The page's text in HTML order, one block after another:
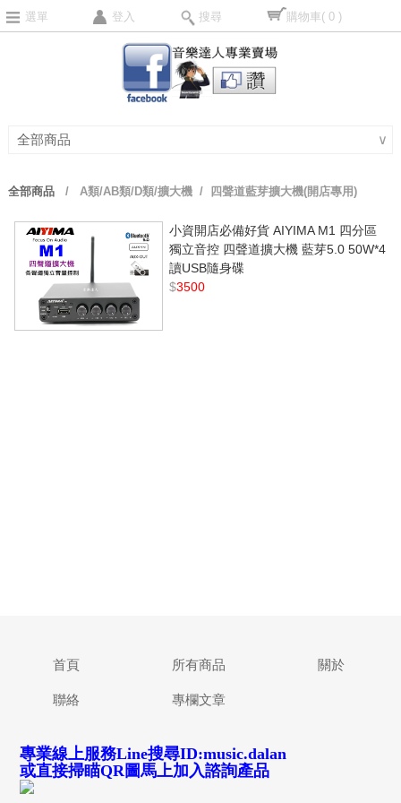
選單 登入 搜尋 購物車( 0 )
全部商品 ∨
全部商品/ A類/AB類/D類/擴大機/ 四聲道藍芽擴大機(開店專用)
小資開店必備好貨 AIYIMA M1 四分區
獨立音控 四聲道擴大機 藍芽5.0 50W*4
讀USB隨身碟
$3500
首頁 所有商品 關於
聯絡 專欄文章
專業線上服務Line搜尋ID:music.dalan
或直接掃瞄QR圖馬上加入諮詢產品